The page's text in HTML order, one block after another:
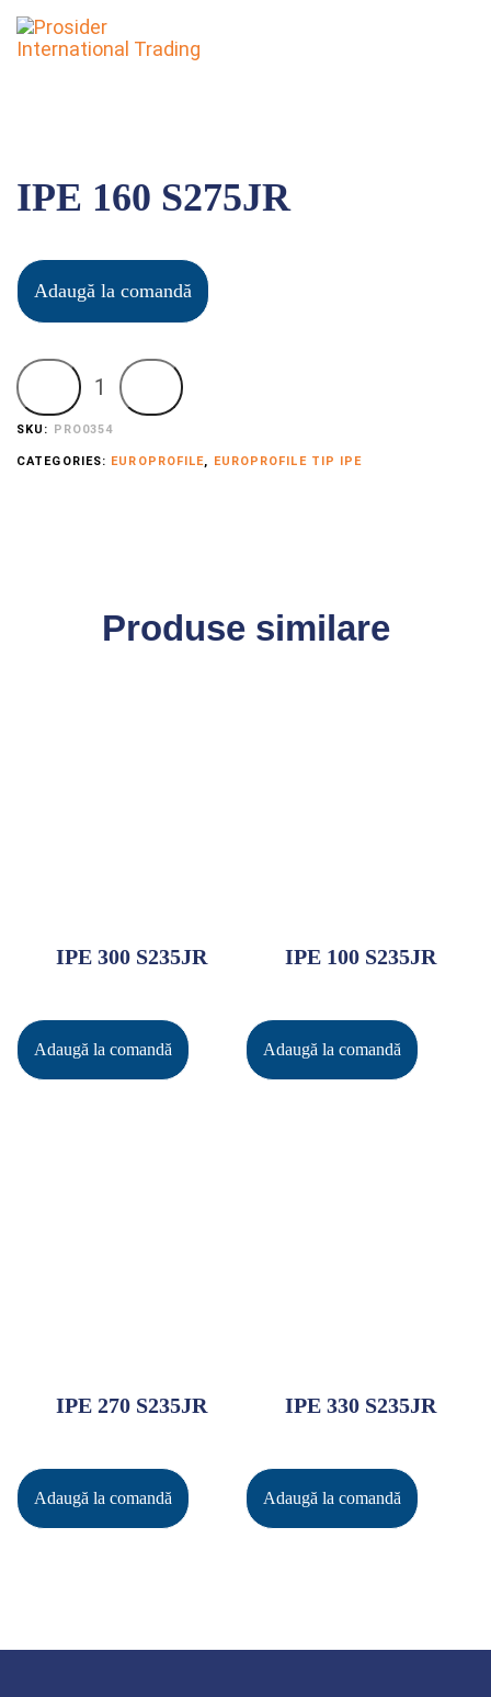
IPE 160 S275JR
Adaugă la comandă
SKU: PRO0354
CATEGORIES: EUROPROFILE, EUROPROFILE TIP IPE
Produse similare
IPE 300 S235JR
Adaugă la comandă
IPE 100 S235JR
Adaugă la comandă
IPE 270 S235JR
Adaugă la comandă
IPE 330 S235JR
Adaugă la comandă